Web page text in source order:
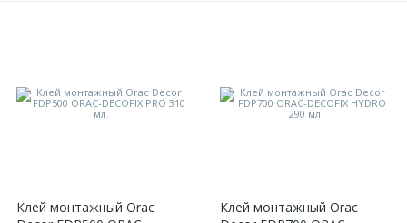
Клей монтажный Orac
Клей монтажный Orac